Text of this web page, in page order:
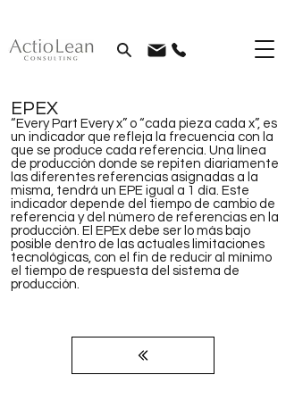
EPEX
“Every Part Every x” o “cada pieza cada x”, es
un indicador que refleja la frecuencia con la
que se produce cada referencia. Una línea
de producción donde se repiten diariamente
las diferentes referencias asignadas a la
misma, tendrá un EPE igual a 1 día. Este
indicador depende del tiempo de cambio de
referencia y del número de referencias en la
producción. El EPEx debe ser lo más bajo
posible dentro de las actuales limitaciones
tecnológicas, con el fin de reducir al mínimo
el tiempo de respuesta del sistema de
producción.